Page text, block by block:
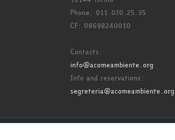
Phone: 011.070.25.35
CF: 08698240010
Contacts:
info@acomeambiente.org
Info and reservations:
segreteria@acomeambiente.org